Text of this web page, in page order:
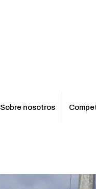
Sobre nosotros